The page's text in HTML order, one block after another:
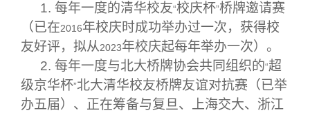
1. 每年一度的清华校友“校庆杯”桥牌邀请赛
（已在2016年校庆时成功举办过一次，获得校
友好评，拟从2023年校庆起每年举办一次）。
2. 每年一度与北大桥牌协会共同组织的“超
级京华杯”北大清华校友桥牌友谊对抗赛（已举
办五届）、正在筹备与复旦、上海交大、浙江